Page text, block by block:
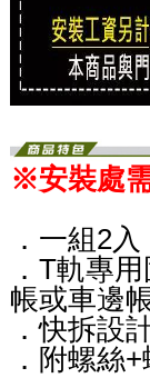
※安裝處
．一組2入
．T軌專
帳或車邊
．快拆設
．附螺絲